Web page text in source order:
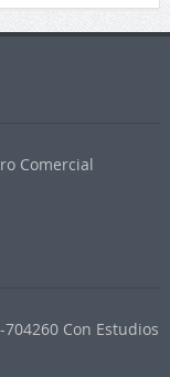
Comercial
Con Estudios